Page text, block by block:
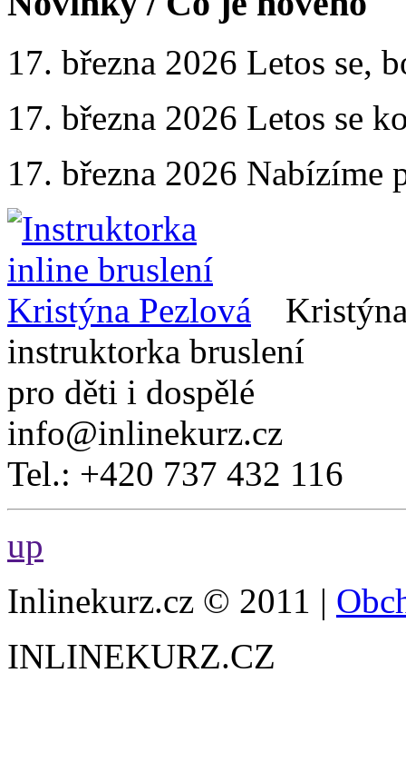
17. března 2026 Letos se,
17. března 2026 Letos se
17. března 2026 Nabízíme
instruktorka bruslení
pro děti i dospělé
info@inlinekurz.cz
Tel.: +420 737 432 116
up
Inlinekurz.cz © 2011 |
INLINEKURZ.CZ